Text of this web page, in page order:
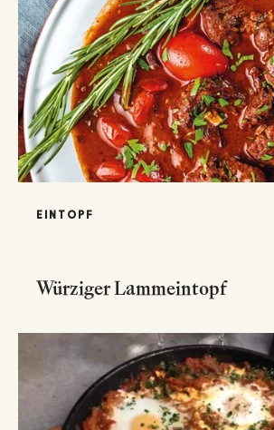
EINTOPF
Würziger Lammeintopf